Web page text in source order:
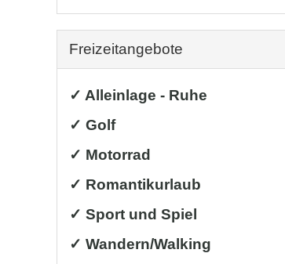
Freizeitangebote
✓ Alleinlage - Ruhe
✓ Golf
✓ Motorrad
✓ Romantikurlaub
✓ Sport und Spiel
✓ Wandern/Walking